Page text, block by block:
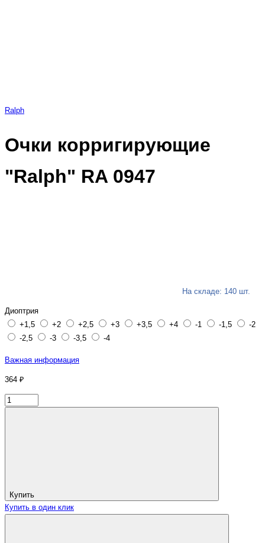
Ralph
Очки корригирующие
"Ralph" RA 0947
На складе: 140 шт.
Диоптрия
+1,5
+2 +2,5 +3 +3,5 +4 -1 -1,5
-2
-2,5
-3 -3,5 -4
Важная информация
364 ₽
Купить
Купить в один клик